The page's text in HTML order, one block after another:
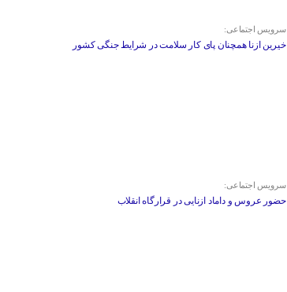
سرویس اجتماعی:
خیرین ازنا همچنان پای کار سلامت در شرایط جنگی کشور
سرویس اجتماعی:
حضور عروس و داماد ازنایی در قرارگاه انقلاب